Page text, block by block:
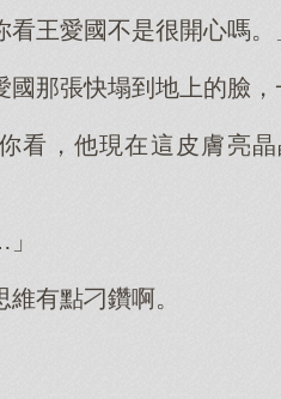
看王愛國不是很開心嗎
國那張快塌到地上的臉
你看，他現在這皮膚亮
有點刁鑽啊。